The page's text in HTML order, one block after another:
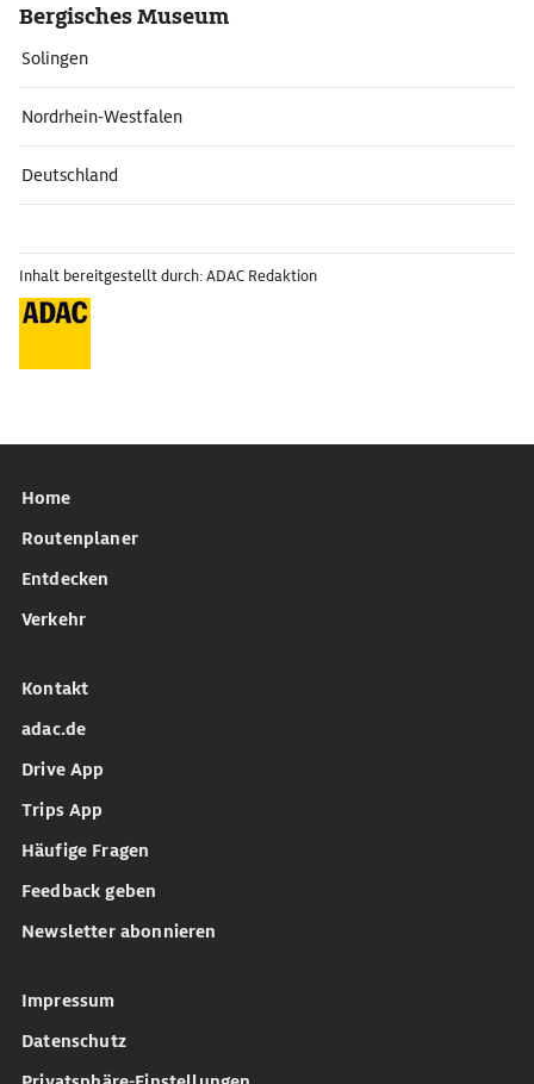
Bergisches Museum
Solingen
Nordrhein-Westfalen
Deutschland
Inhalt bereitgestellt durch: ADAC Redaktion
Home
Routenplaner
Entdecken
Verkehr
Kontakt
adac.de
Drive App
Trips App
Häufige Fragen
Feedback geben
Newsletter abonnieren
Impressum
Datenschutz